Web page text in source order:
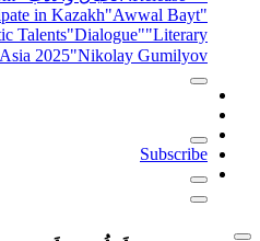
in Kazakh"Awwal Bayt"
Talents"Dialogue""Literary
Asia 2025"Nikolay Gumilyov و poet
Subscribe